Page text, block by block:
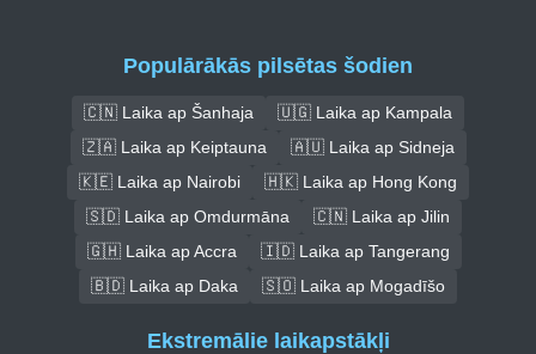
Populārākās pilsētas šodien
🇨🇳 Laika ap Šanhaja
🇺🇬 Laika ap Kampala
🇿🇦 Laika ap Keiptauna
🇦🇺 Laika ap Sidneja
🇰🇪 Laika ap Nairobi
🇭🇰 Laika ap Hong Kong
🇸🇩 Laika ap Omdurmāna
🇨🇳 Laika ap Jilin
🇬🇭 Laika ap Accra
🇮🇩 Laika ap Tangerang
🇧🇩 Laika ap Daka
🇸🇴 Laika ap Mogadīšo
Ekstremālie laikapstākļi